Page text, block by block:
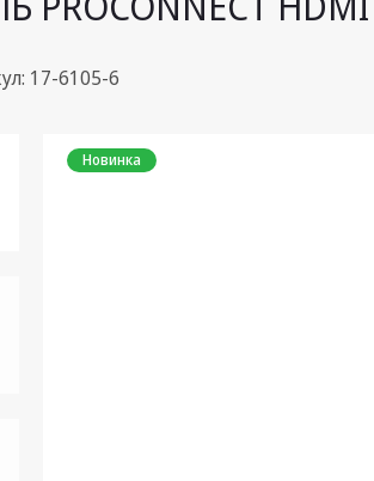
питания, Сетевые
дистанционного
оборудование
под ТВ, ЖК, СВЧ
17-6105-6
Новинка